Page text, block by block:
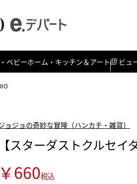
ベビーホーム・キッチン＆アート ビュ
ョジョの奇妙な冒険（ハンカチ・雑貨）
【スターダストクルセ
￥660税込